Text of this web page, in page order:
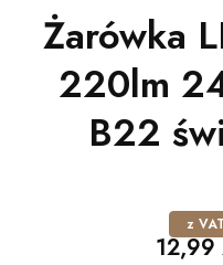
Żarówka
220lm
B22
z VAT
Cena
12,99